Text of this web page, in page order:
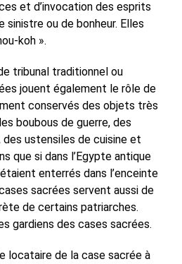
et d’invocation des esprits
sinistre ou de bonheur. Elles
koh ».
tribunal traditionnel ou
jouent également le rôle de
conservés des objets très
boubous de guerre, des
des ustensiles de cuisine et
que si dans l’Egypte antique
enterrés dans l’enceinte
sacrées servent aussi de
de certains patriarches.
gardiens des cases sacrées.
locataire de la case sacrée à